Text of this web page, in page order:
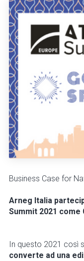
Business Case for
Arneg Italia
Summit 2021 come
In questo 2021 così
converte ad una